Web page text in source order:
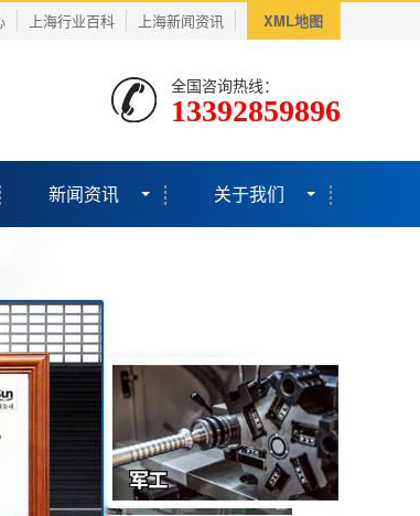
上海行业百科 上海新闻资讯 XML地图
全国咨询热线：
13392859896
新闻资讯 关于我们